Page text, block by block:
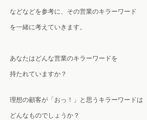
などなどを参考に、 その営業のキラーワード
を一緒に考えていきます。
あなたはどんな営業のキラーワードを
持たれていますか？
理想の顧客が「おっ！」と思うキラーワードは
どんなものでしょうか？